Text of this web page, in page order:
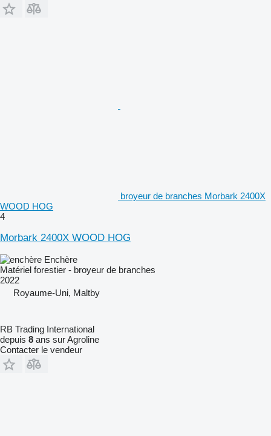
broyeur de branches Morbark 2400X
WOOD HOG
4
Morbark 2400X WOOD HOG
Enchère
Matériel forestier - broyeur de branches
2022
Royaume-Uni, Maltby
RB Trading International
depuis 8 ans sur Agroline
Contacter le vendeur